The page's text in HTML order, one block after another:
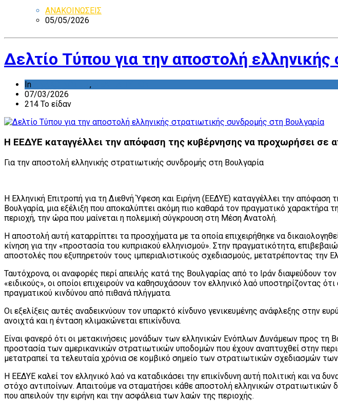
ΑΝΑΚΟΙΝΩΣΕΙΣ
05/05/2026
Δελτίο Τύπου για την αποστολή
In ,
07/03/2026
214 Το είδαν
Η ΕΕΔΥΕ καταγγέλλει την απόφαση της κυβέρνησης να προχωρήσει σε
Για την αποστολή ελληνικής στρατιωτικής συνδρομής στη Βουλγαρία
Η Ελληνική Επιτροπή για τη Διεθνή Ύφεση και Ειρήνη (ΕΕΔΥΕ) καταγγέλλει την
Βουλγαρία, μια εξέλιξη που αποκαλύπτει ακόμη πιο καθαρά τον πραγματικό
περιοχή, την ώρα που μαίνεται η πολεμική σύγκρουση στη Μέση Ανατολή.
Η αποστολή αυτή καταρρίπτει τα προσχήματα με τα οποία επιχειρήθηκε να
κίνηση για την «προστασία του κυπριακού ελληνισμού». Στην πραγματικότητα,
αποστολές που εξυπηρετούν τους ιμπεριαλιστικούς σχεδιασμούς, μετατρέποντας την
Ταυτόχρονα, οι αναφορές περί απειλής κατά της Βουλγαρίας από το Ιράν διαψεύδουν
«ειδικούς», οι οποίοι επιχειρούν να καθησυχάσουν τον ελληνικό λαό
πραγματικού κινδύνου από πιθανά πλήγματα.
Οι εξελίξεις αυτές αναδεικνύουν τον υπαρκτό κίνδυνο γενικευμένης ανάφλεξης στην
ανοιχτά και η ένταση κλιμακώνεται επικίνδυνα.
Είναι φανερό ότι οι μετακινήσεις μονάδων των ελληνικών Ενόπλων Δυνάμεων προς τη
προστασία των αμερικανικών στρατιωτικών υποδομών που έχουν αναπτυχθεί στην
μετατραπεί τα τελευταία χρόνια σε κομβικό σημείο των στρατιωτικών σχεδιασμών
Η ΕΕΔΥΕ καλεί τον ελληνικό λαό να καταδικάσει την επικίνδυνη αυτή πολιτική και να
στόχο αντιποίνων. Απαιτούμε να σταματήσει κάθε αποστολή ελληνικών
που απειλούν την ειρήνη και την ασφάλεια των λαών της περιοχής.